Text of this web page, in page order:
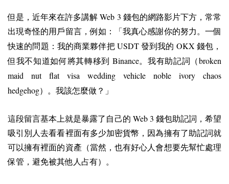
但是，近年來在許多講解Web 3 錢包的網路影片下方，常常
出現奇怪的用戶留言，例如：「我真心感謝你的努力。一個
快速的問題：我的商業夥伴把 USDT發到我的 OKX 錢包，
但我不知道如何將其轉移到 Binance。我有助記詞（broken
maid nut flat visa wedding vehicle noble ivory chaos
hedgehog）。我該怎麼做？」
這段留言基本上就是暴露了自己的 Web 3 錢包助記詞，希望
吸引別人去看看裡面有多少加密貨幣，因為擁有了助記詞就
可以擁有裡面的資產（當然，也有好心人會想要先幫忙處理
保管，避免被其他人占有）。